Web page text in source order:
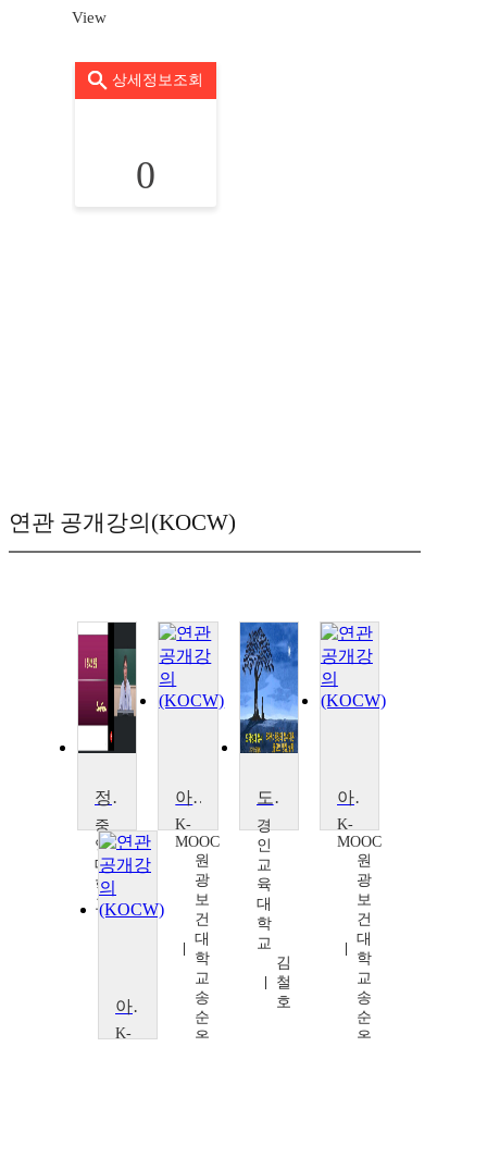
View
상세정보조회
0
연관 공개강의(KOCW)
정서심리학
중
앙
대
학
교
아동동작과 K-아동돌봄교육
K-
MOOC
원
광
보
건
대
학
교
송
순
옥
도덕성과 정서
경
인
교
육
대
학
교
김
철
호
아동동작과 K-아동돌봄교육
K-
MOOC
원
광
보
건
대
학
교
송
순
옥
아동동작과 K-아동돌봄교육
K-